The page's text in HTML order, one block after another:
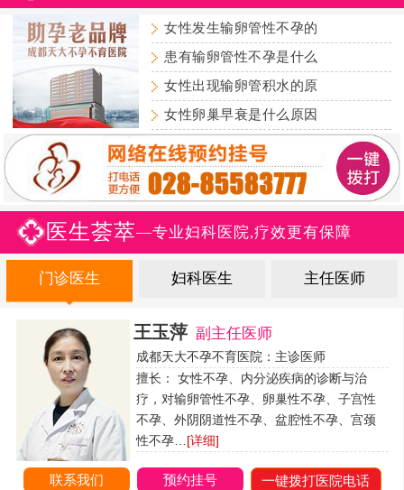
女性发生输卵管性不孕的
患有输卵管性不孕是什么
女性出现输卵管积水的原
女性卵巢早衰是什么原因
医生荟萃—专业妇科医院,疗效更有保障
门诊医生 妇科医生 主任医师
王玉萍 副主任医师
成都天大不孕不育医院：主诊医师
擅长： 女性不孕、内分泌疾病的诊断与治
疗，对输卵管性不孕、卵巢性不孕、子宫性
不孕、外阴阴道性不孕、盆腔性不孕、宫颈
性不孕… [详细]
联系我们 预约挂号 一键拨打医院电话